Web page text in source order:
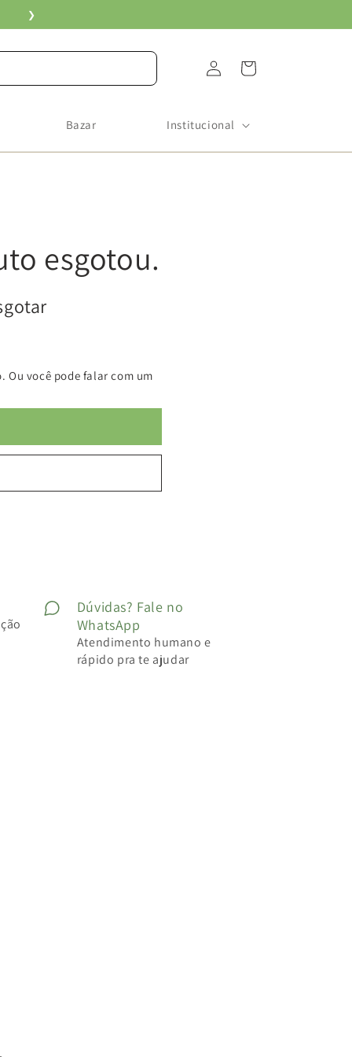
❯
Bazar Institucional
Fazer
login
Carrinho
esgotou.
Ou você pode falar com um
Dúvidas? Fale no
WhatsApp
Atendimento humano e
rápido pra te ajudar